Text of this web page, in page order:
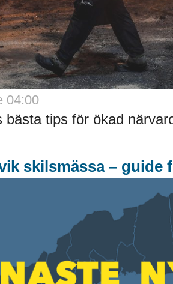
04:00
bästa tips för ökad
skilsmässa – guide